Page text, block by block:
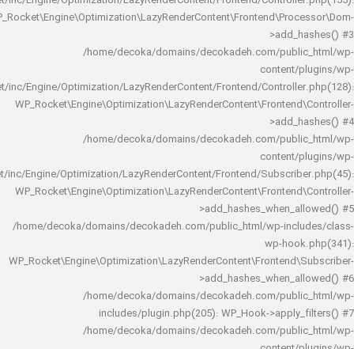
/home/decoka/domains/decokadeh.com/
rocket/inc/Engine/Optimization/LazyRenderContent/Frontend/
/home/decoka/domains/decokadeh.com/
rocket/inc/Engine/Optimization/LazyRenderContent/Frontend/
/home/decoka/domains/decokadeh.com/public_html/wp-
wp-
/home/decoka/domains/decokadeh.com/
includes/plugin.php(205): WP_Hook-
/home/decoka/domains/decokadeh.com/